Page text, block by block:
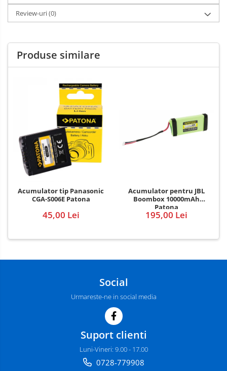
Review-uri(0)
Produse similare
Acumulator tip Panasonic
CGA-S006E Patona
45,00 Lei
Acumulator pentru JBL
Boombox 10000mAh
Patona
195,00 Lei
Social
Urmareste-ne in social media
Suport clienti
Luni-Vineri: 9.00 - 17.00
0728-779908